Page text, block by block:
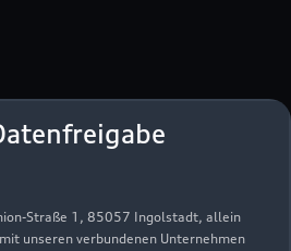
Straße 1, 85057 Ingolstadt, allein
unseren verbundenen Unternehmen